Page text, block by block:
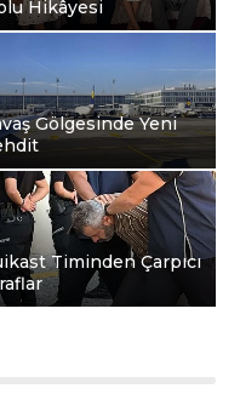
Hikâyesi
Gölgesinde Yeni
Timinden Çarpıcı